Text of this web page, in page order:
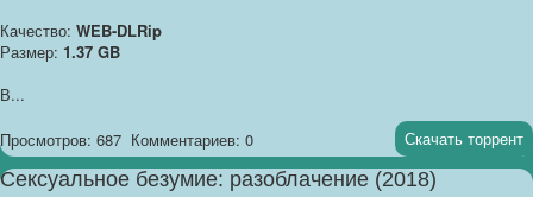
Качество: WEB-DLRip
Размер: 1.37 GB
В...
Просмотров: 687 Комментариев: 0 Скачать торрент
Сексуальное безумие: разоблачение (2018)